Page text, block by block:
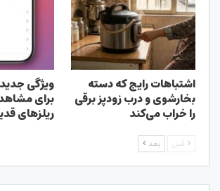
اشتباهات رایج که دسته
بخارشوی و درب زودپز برقی
را خراب می‌کند
ویژگی جدید
برای
ریلزهای
قبل بعد